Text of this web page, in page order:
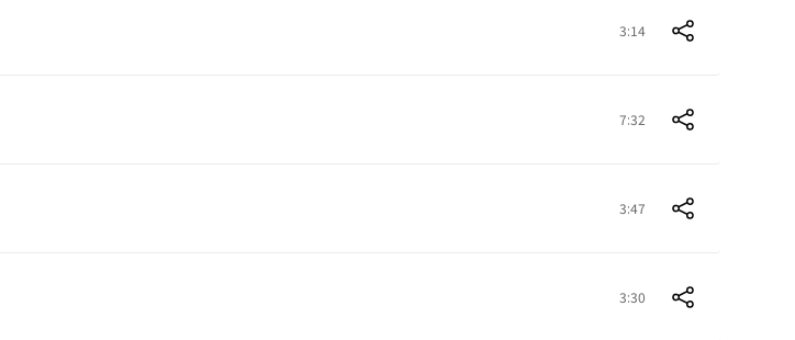
3:14
7:32
3:47
3:30